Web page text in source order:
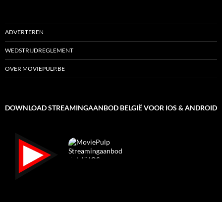
ADVERTEREN
WEDSTRIJDREGLEMENT
OVER MOVIEPULP.BE
DOWNLOAD STREAMINGAANBOD BELGIË VOOR IOS & ANDROID